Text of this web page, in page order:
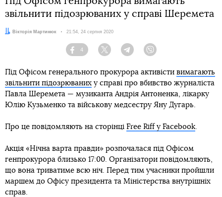
звільнити підозрюваних у справі Шеремета
Автор:Вікторія Мартинюк Дата:
21:54, 24 серпня 2020
Facebook
4
Twitter TelegramViber
Під Офісом генерального прокурора активісти вимагають
звільнити підозрюваних у справі про вбивство журналіста
Павла Шеремета — музиканта Андрія Антоненка, лікарку
Юлію Кузьменко та військову медсестру Яну Дугарь.
Про це повідомляють на сторінці Free Riff у Facebook.
Акція «Нічна варта правди» розпочалася під Офісом
генпрокурора близько 17:00. Організатори повідомляють,
що вона триватиме всю ніч. Перед тим учасники пройшли
маршем до Офісу президента та Міністерства внутрішніх
справ.